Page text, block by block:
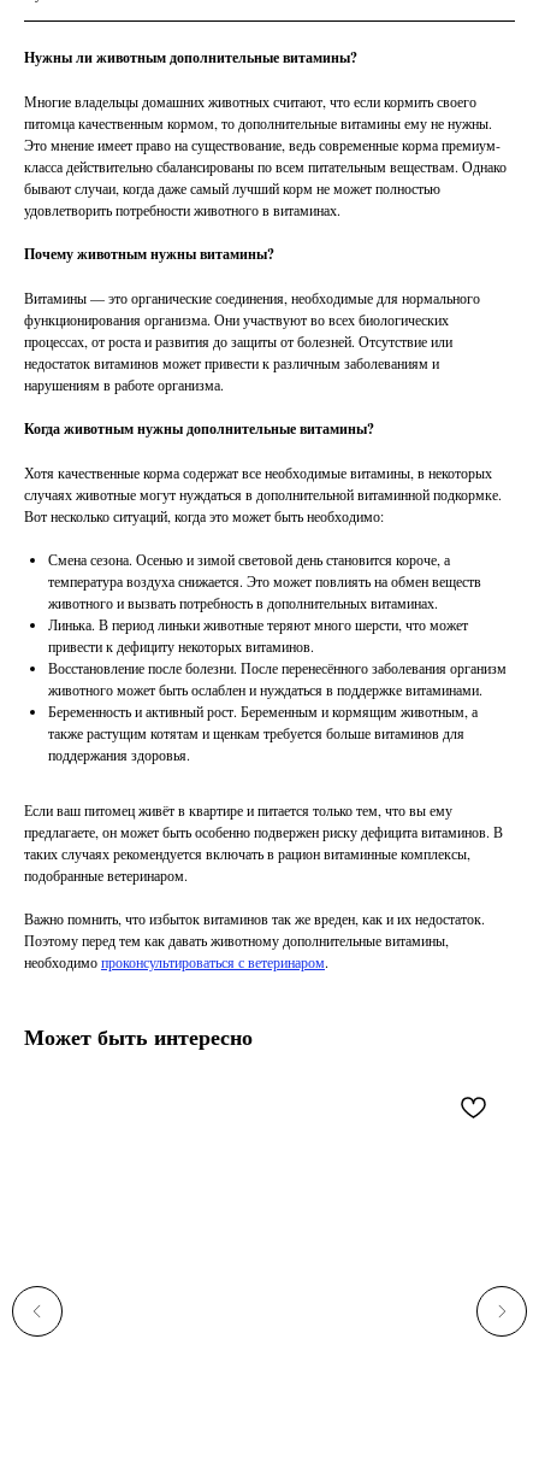
Нужны ли животным дополнительные витамины?
Многие владельцы домашних животных считают, что если кормить своего
питомца качественным кормом, то дополнительные витамины ему не нужны.
Это мнение имеет право на существование, ведь современные корма премиум-
класса действительно сбалансированы по всем питательным веществам. Однако
бывают случаи, когда даже самый лучший корм не может полностью
удовлетворить потребности животного в витаминах.
Почему животным нужны витамины?
Витамины — это органические соединения, необходимые для нормального
функционирования организма. Они участвуют во всех биологических
процессах, от роста и развития до защиты от болезней. Отсутствие или
недостаток витаминов может привести к различным заболеваниям и
нарушениям в работе организма.
Когда животным нужны дополнительные витамины?
Хотя качественные корма содержат все необходимые витамины, в некоторых
случаях животные могут нуждаться в дополнительной витаминной подкормке.
Вот несколько ситуаций, когда это может быть необходимо:
Смена сезона. Осенью и зимой световой день становится короче, а
температура воздуха снижается. Это может повлиять на обмен веществ
животного и вызвать потребность в дополнительных витаминах.
Линька. В период линьки животные теряют много шерсти, что может
привести к дефициту некоторых витаминов.
Восстановление после болезни. После перенесённого заболевания организм
животного может быть ослаблен и нуждаться в поддержке витаминами.
Беременность и активный рост. Беременным и кормящим животным, а
также растущим котятам и щенкам требуется больше витаминов для
поддержания здоровья.
Если ваш питомец живёт в квартире и питается только тем, что вы ему
предлагаете, он может быть особенно подвержен риску дефицита витаминов. В
таких случаях рекомендуется включать в рацион витаминные комплексы,
подобранные ветеринаром.
Важно помнить, что избыток витаминов так же вреден, как и их недостаток.
Поэтому перед тем как давать животному дополнительные витамины,
необходимопроконсультироваться с ветеринаром.
Может быть интересно